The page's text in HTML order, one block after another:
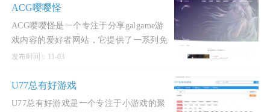
教程，收录最新最全的STEAM单机破
ACG嘤嘤怪
ACG嘤嘤怪是一个专注于分享galgame游
戏内容的爱好者网站，它提供了一系列免
费汉化的游戏下载服务。这个平台主要分
RPG（角色扮演游戏），并且致力于
发布时间：11-03
U77总有好游戏
U77总有好游戏是一个专注于小游戏的聚